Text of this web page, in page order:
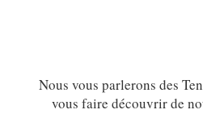
Nous vous parlerons des
vous faire découvrir de